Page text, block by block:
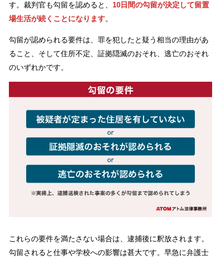
す。裁判官も勾留を認めると、 10日間の勾留が決定して留置
場生活が続くことになります。
勾留が認められる要件は、罪を犯したと疑う相当の理由があ
ること、そして住所不定、証拠隠滅のおそれ、逃亡のおそれ
のいずれかです。
これらの要件を満たさない場合は、逮捕後に釈放されます。
勾留されると仕事や学校への影響は甚大です。早急に弁護士